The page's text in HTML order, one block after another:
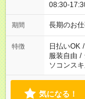
08:30-
期間 長期のお
特徴 日払いOK /
服装自由 /
ソコンス
気になる！